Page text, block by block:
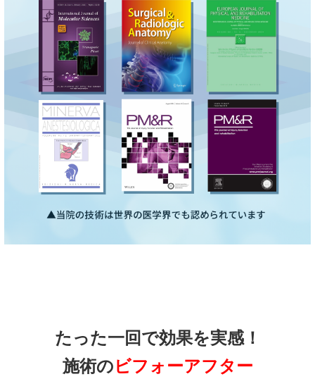
たった一回で効果を実感！
施術のビフォーアフター